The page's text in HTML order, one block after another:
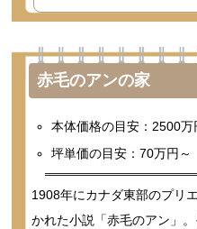
赤毛のアンの家
本体価格の目安：2500万
坪単価の目安：70万円～
1908年にカナダ東部のプリ
かれた小説「赤毛のアン」